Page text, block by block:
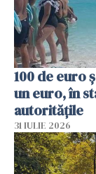
100 de euro
un euro, în
autoritățile
31 IULIE 2026